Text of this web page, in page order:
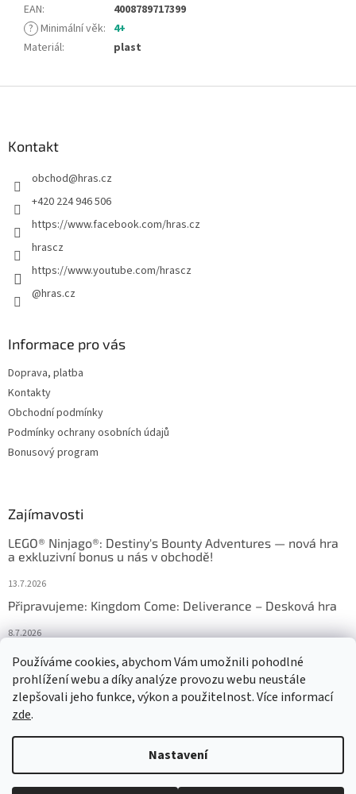
Používáme cookies, abychom Vám umožnili pohodlné
prohlížení webu a díky analýze provozu webu neustále
zlepšovali jeho funkce, výkon a použitelnost. Více informací
zde.
Nastavení
EAN:
4008789717399
? Minimální věk: 4+
Materiál: plast
Kontakt
obchod@hras.cz
+420 224 946 506
https://www.facebook.com/hras.cz
hrascz
https://www.youtube.com/hrascz
@hras.cz
Informace pro vás
Doprava, platba
Kontakty
Obchodní podmínky
Podmínky ochrany osobních údajů
Bonusový program
Zajímavosti
LEGO® Ninjago®: Destiny's Bounty Adventures — nová hra
a exkluzivní bonus u nás v obchodě!
13.7.2026
Připravujeme: Kingdom Come: Deliverance – Desková hra
8.7.2026
Nejlepší deskové hry: výběr, který frčí v celém Česku
18.6.2026